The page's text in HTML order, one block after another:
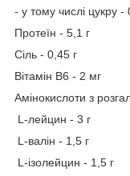
- у тому числі цукру -
Протеїн - 5,1 г
Сіль - 0,45 г
Вітамін B6 - 2 мг
Амінокислоти з
L-лейцин - 3 г
L-валін - 1,5 г
L-ізолейцин - 1,5 г